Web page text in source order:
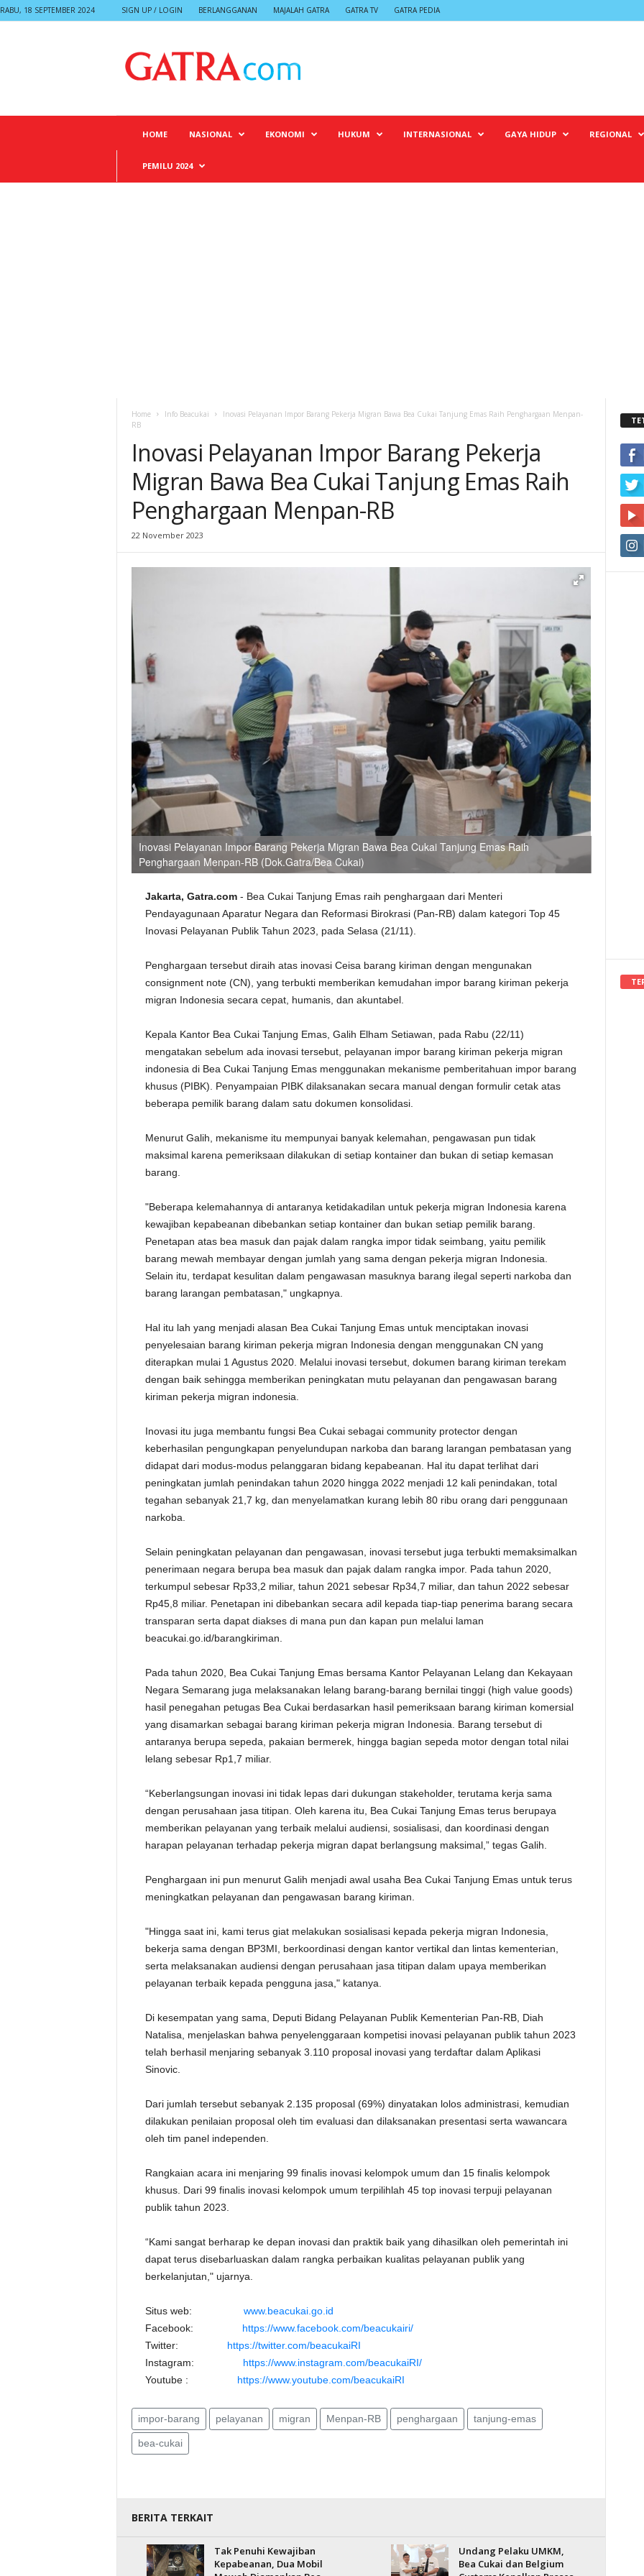
RABU, 18 SEPTEMBER 2024 SIGN UP / LOGIN BERLANGGANAN MAJALAH GATRA GATRA TV GATRA PEDIA
HOME NASIONAL EKONOMI HUKUM INTERNASIONAL GAYA HIDUP REGIONAL
PEMILU 2024
Home Info Beacukai
Inovasi Pelayanan Impor Barang Pekerja Migran Bawa Bea Cukai Tanjung Emas Raih Penghargaan Menpan-
RB
Inovasi Pelayanan Impor Barang Pekerja
Migran Bawa Bea Cukai Tanjung Emas Raih
Penghargaan Menpan-RB
22 November 2023
Inovasi Pelayanan Impor Barang Pekerja Migran Bawa Bea Cukai Tanjung Emas Raih
Penghargaan Menpan-RB (Dok.Gatra/Bea Cukai)
Jakarta, Gatra.com - Bea Cukai Tanjung Emas raih penghargaan dari Menteri
Pendayagunaan Aparatur Negara dan Reformasi Birokrasi (Pan-RB) dalam kategori Top 45
Inovasi Pelayanan Publik Tahun 2023, pada Selasa (21/11).
Penghargaan tersebut diraih atas inovasi Ceisa barang kiriman dengan mengunakan
consignment note (CN), yang terbukti memberikan kemudahan impor barang kiriman pekerja
migran Indonesia secara cepat, humanis, dan akuntabel.
Kepala Kantor Bea Cukai Tanjung Emas, Galih Elham Setiawan, pada Rabu (22/11)
mengatakan sebelum ada inovasi tersebut, pelayanan impor barang kiriman pekerja migran
indonesia di Bea Cukai Tanjung Emas menggunakan mekanisme pemberitahuan impor barang
khusus (PIBK). Penyampaian PIBK dilaksanakan secara manual dengan formulir cetak atas
beberapa pemilik barang dalam satu dokumen konsolidasi.
Menurut Galih, mekanisme itu mempunyai banyak kelemahan, pengawasan pun tidak
maksimal karena pemeriksaan dilakukan di setiap kontainer dan bukan di setiap kemasan
barang.
"Beberapa kelemahannya di antaranya ketidakadilan untuk pekerja migran Indonesia karena
kewajiban kepabeanan dibebankan setiap kontainer dan bukan setiap pemilik barang.
Penetapan atas bea masuk dan pajak dalam rangka impor tidak seimbang, yaitu pemilik
barang mewah membayar dengan jumlah yang sama dengan pekerja migran Indonesia.
Selain itu, terdapat kesulitan dalam pengawasan masuknya barang ilegal seperti narkoba dan
barang larangan pembatasan," ungkapnya.
Hal itu lah yang menjadi alasan Bea Cukai Tanjung Emas untuk menciptakan inovasi
penyelesaian barang kiriman pekerja migran Indonesia dengan menggunakan CN yang
diterapkan mulai 1 Agustus 2020. Melalui inovasi tersebut, dokumen barang kiriman terekam
dengan baik sehingga memberikan peningkatan mutu pelayanan dan pengawasan barang
kiriman pekerja migran indonesia.
Inovasi itu juga membantu fungsi Bea Cukai sebagai community protector dengan
keberhasilan pengungkapan penyelundupan narkoba dan barang larangan pembatasan yang
didapat dari modus-modus pelanggaran bidang kepabeanan. Hal itu dapat terlihat dari
peningkatan jumlah penindakan tahun 2020 hingga 2022 menjadi 12 kali penindakan, total
tegahan sebanyak 21,7 kg, dan menyelamatkan kurang lebih 80 ribu orang dari penggunaan
narkoba.
Selain peningkatan pelayanan dan pengawasan, inovasi tersebut juga terbukti memaksimalkan
penerimaan negara berupa bea masuk dan pajak dalam rangka impor. Pada tahun 2020,
terkumpul sebesar Rp33,2 miliar, tahun 2021 sebesar Rp34,7 miliar, dan tahun 2022 sebesar
Rp45,8 miliar. Penetapan ini dibebankan secara adil kepada tiap-tiap penerima barang secara
transparan serta dapat diakses di mana pun dan kapan pun melalui laman
beacukai.go.id/barangkiriman.
Pada tahun 2020, Bea Cukai Tanjung Emas bersama Kantor Pelayanan Lelang dan Kekayaan
Negara Semarang juga melaksanakan lelang barang-barang bernilai tinggi (high value goods)
hasil penegahan petugas Bea Cukai berdasarkan hasil pemeriksaan barang kiriman komersial
yang disamarkan sebagai barang kiriman pekerja migran Indonesia. Barang tersebut di
antaranya berupa sepeda, pakaian bermerek, hingga bagian sepeda motor dengan total nilai
lelang sebesar Rp1,7 miliar.
“Keberlangsungan inovasi ini tidak lepas dari dukungan stakeholder, terutama kerja sama
dengan perusahaan jasa titipan. Oleh karena itu, Bea Cukai Tanjung Emas terus berupaya
memberikan pelayanan yang terbaik melalui audiensi, sosialisasi, dan koordinasi dengan
harapan pelayanan terhadap pekerja migran dapat berlangsung maksimal,” tegas Galih.
Penghargaan ini pun menurut Galih menjadi awal usaha Bea Cukai Tanjung Emas untuk terus
meningkatkan pelayanan dan pengawasan barang kiriman.
"Hingga saat ini, kami terus giat melakukan sosialisasi kepada pekerja migran Indonesia,
bekerja sama dengan BP3MI, berkoordinasi dengan kantor vertikal dan lintas kementerian,
serta melaksanakan audiensi dengan perusahaan jasa titipan dalam upaya memberikan
pelayanan terbaik kepada pengguna jasa," katanya.
Di kesempatan yang sama, Deputi Bidang Pelayanan Publik Kementerian Pan-RB, Diah
Natalisa, menjelaskan bahwa penyelenggaraan kompetisi inovasi pelayanan publik tahun 2023
telah berhasil menjaring sebanyak 3.110 proposal inovasi yang terdaftar dalam Aplikasi
Sinovic.
Dari jumlah tersebut sebanyak 2.135 proposal (69%) dinyatakan lolos administrasi, kemudian
dilakukan penilaian proposal oleh tim evaluasi dan dilaksanakan presentasi serta wawancara
oleh tim panel independen.
Rangkaian acara ini menjaring 99 finalis inovasi kelompok umum dan 15 finalis kelompok
khusus. Dari 99 finalis inovasi kelompok umum terpilihlah 45 top inovasi terpuji pelayanan
publik tahun 2023.
“Kami sangat berharap ke depan inovasi dan praktik baik yang dihasilkan oleh pemerintah ini
dapat terus disebarluaskan dalam rangka perbaikan kualitas pelayanan publik yang
berkelanjutan," ujarnya.
Situs web: www.beacukai.go.id
Facebook: https://www.facebook.com/beacukairi/
Twitter: https://twitter.com/beacukaiRI
Instagram: https://www.instagram.com/beacukaiRI/
Youtube : https://www.youtube.com/beacukaiRI
impor-barang pelayanan migran Menpan-RB penghargaan tanjung-emas
bea-cukai
BERITA TERKAIT
Tak Penuhi Kewajiban
Kepabeanan, Dua Mobil
Undang Pelaku UMKM,
Bea Cukai dan Belgium